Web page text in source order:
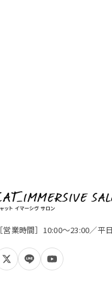
［営業時間］10:00〜23:00／平